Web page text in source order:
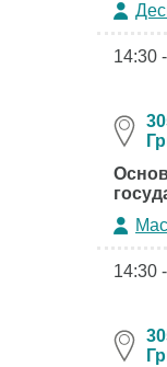
14:30
14:30